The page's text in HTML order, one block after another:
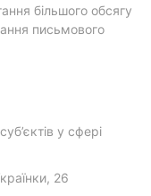
більшого обсягу
письмового
у сфері
26